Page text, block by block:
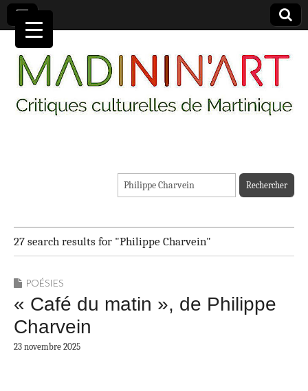
MADININ'ART
Rechercher :
27 search results for "Philippe Charvein"
POÉSIES
« Café du matin », de Philippe
Charvein
23 novembre 2025